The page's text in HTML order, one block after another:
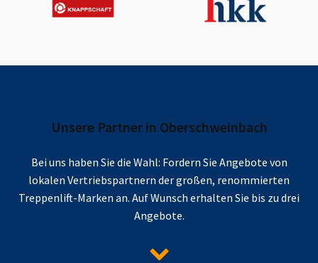
Unsere Partner in Oberschweinbach
Bei uns haben Sie die Wahl: Fordern Sie Angebote von
lokalen Vertriebspartnern der großen, renommierten
Treppenlift-Marken an. Auf Wunsch erhalten Sie bis zu drei
Angebote.